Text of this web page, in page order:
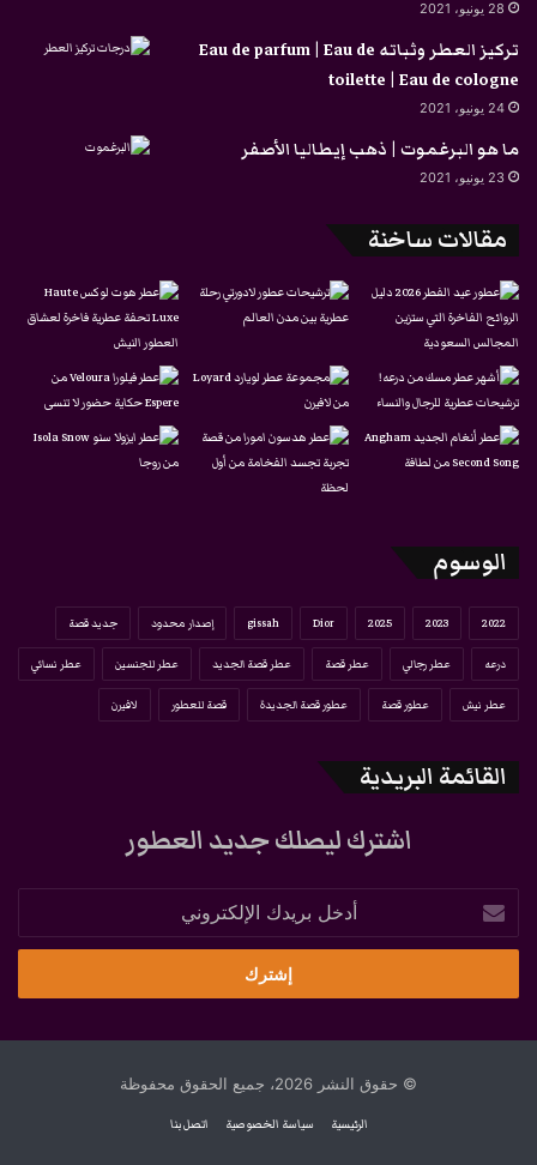
28 يونيو، 2021
تركيز العطر وثباته Eau de parfum | Eau de
toilette | Eau de cologne
24 يونيو، 2021
ما هو البرغموت | ذهب إيطاليا الأصفر
23 يونيو، 2021
مقالات ساخنة
الوسوم
2022
2023
2025
Dior
gissah إصدار محدود جديد قصة
درعه عطر رجالي عطر قصة عطر قصة الجديد عطر للجنسين عطر نسائي
عطر نيش عطور قصة عطور قصة الجديدة قصة للعطور لافيرن
القائمة البريدية
اشترك ليصلك جديد العطور
بريدك
الإلكتروني
© حقوق النشر 2026، جميع الحقوق محفوظة
الرئيسية سياسة الخصوصية اتصل بنا